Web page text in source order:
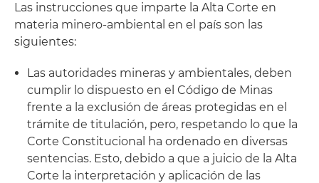
Las instrucciones que imparte la Alta Corte en
materia minero-ambiental en el país son las
siguientes:
Las autoridades mineras y ambientales, deben
cumplir lo dispuesto en el Código de Minas
frente a la exclusión de áreas protegidas en el
trámite de titulación, pero, respetando lo que la
Corte Constitucional ha ordenado en diversas
sentencias. Esto, debido a que a juicio de la Alta
Corte la interpretación y aplicación de las